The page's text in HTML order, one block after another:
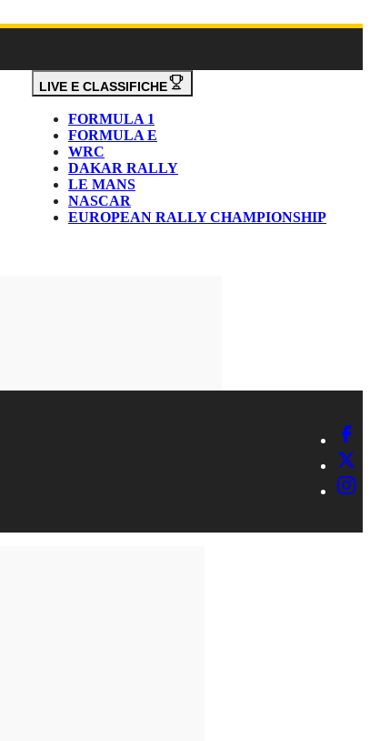
LIVE E CLASSIFICHE
FORMULA 1
FORMULA E
WRC
DAKAR RALLY
LE MANS
NASCAR
EUROPEAN RALLY CHAMPIONSHIP